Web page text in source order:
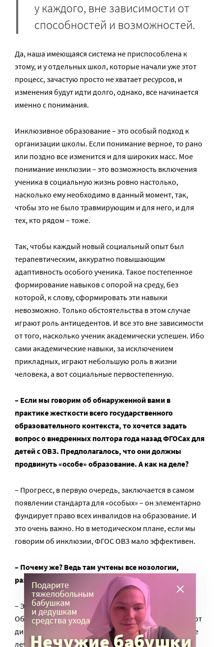
у каждого, вне зависимости от
способностей и возможностей.
Да, наша имеющаяся система не приспособлена к
этому, и у отдельных школ, которые начали уже этот
процесс, зачастую просто не хватает ресурсов, и
изменения будут идти долго, однако, все начинается
именно с понимания.
Инклюзивное образование – это особый подход к
организации школы. Если понимание верное, то рано
или поздно все изменится и для широких масс. Мое
понимание инклюзии – это возможность включения
ученика в социальную жизнь ровно настолько,
насколько ему необходимо в данный момент, так,
чтобы это не было травмирующим и для него, и для
тех, кто рядом – тоже.
Так, чтобы каждый новый социальный опыт был
терапевтическим, аккуратно повышающим
адаптивность особого ученика. Такое постепенное
формирование навыков с опорой на среду, без
которой, к слову, сформировать эти навыки
невозможно. Только обстоятельства в этом случае
играют роль антицедентов. И все это вне зависимости
от того, насколько ученик академически успешен. Ибо
сами академические навыки, за исключением
прикладных, играют небольшую роль в жизни
человека, а вот социальные первостепенную.
– Если мы говорим об обнаруженной вами в
практике жесткости всего государственного
образовательного контекста, то хочется задать
вопрос о внедренных полтора года назад ФГОСах для
детей с ОВЗ. Предполагалось, что они должны
продвинуть «особе» образование. А как на деле?
– Прогресс, в первую очередь, заключается в самом
появлении стандарта для «особых» – он элементарно
фундирует право всех инвалидов на образование. И
это очень важно. Но в методическом плане, если мы
говорим об инклюзии, ФГОС ОВЗ мало эффективен.
– Почему же? Ведь там учтены все нозологии,
разные уровни и типы нарушений детей?
– Это так. Но в этом подвох и заключается.
Образование – это не медицина. Его мало интересуют
диагнозы, потому что педагогическими методами не
лечатся болезни. Педагогическими методами,